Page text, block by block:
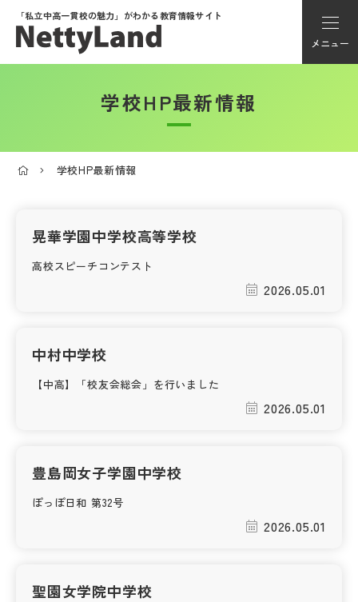
「私立中高一貫校の魅力」がわかる教育情報サイト
メニュー
アカウント登録
学校選び
帰国生受験情報
学校HP最新情報
学校HP最新情報
学校HP最新情報
晃華学園中学校高等学校
高校スピーチコンテスト
2026.05.01
中村中学校
【中高】「校友会総会」を行いました
2026.05.01
豊島岡女子学園中学校
ぽっぽ日和 第32号
2026.05.01
聖園女学院中学校